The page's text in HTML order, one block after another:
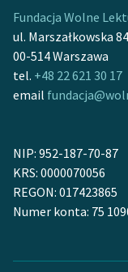
twórców
do domeny
lektur szkolnych
Starego Testamentu
Odkurzamy
Lektur
O nas
Kontakt
Fundacja Wolne
ul. Marszałkowska
00-514 Warszawa
tel. +48 22 621 30 17
email
NIP: 952-187-70-87
KRS: 0000070056
REGON: 017423865
Numer konta: 75